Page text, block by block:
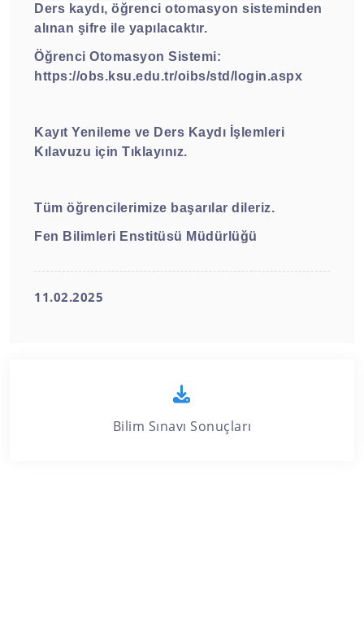
Ders kaydı, öğrenci otomasyon sisteminden
alınan şifre ile yapılacaktır.
Öğrenci Otomasyon Sistemi:
https://obs.ksu.edu.tr/oibs/std/login.aspx
Kayıt Yenileme ve Ders Kaydı İşlemleri
Kılavuzu için Tıklayınız.
Tüm öğrencilerimize başarılar dileriz.
Fen Bilimleri Enstitüsü Müdürlüğü
11.02.2025
Bilim Sınavı Sonuçları